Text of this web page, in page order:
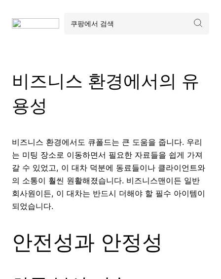
비즈니스 환경에서의 유
용성
비즈니스 환경에서도 큐폴드는 큰 도움을 줍니다. 우리
는 미팅 장소로 이동하면서 필요한 자료들을 쉽게 가져
갈 수 있었고, 이 대차 덕분에 동료들이나 클라이언트와
의 소통이 훨씬 원활해졌습니다. 비즈니스맨이든 일반
회사원이든, 이 대차는 반드시 더해야 할 필수 아이템이
되었습니다.
안전성과 안정성